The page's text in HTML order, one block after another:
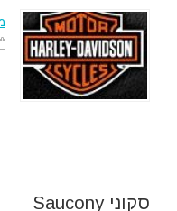
סקוני Saucony